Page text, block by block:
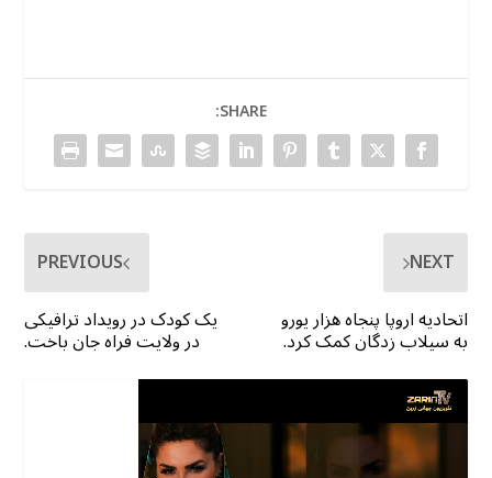
SHARE:
PREVIOUS
یک کودک در رویداد ترافیکی
در ولایت فراه جان باخت.
NEXT
اتحادیه اروپا پنجاه هزار یورو
به سیلاب زدگان کمک کرد.